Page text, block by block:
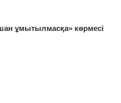
ұмытылмасқа» көрмесі